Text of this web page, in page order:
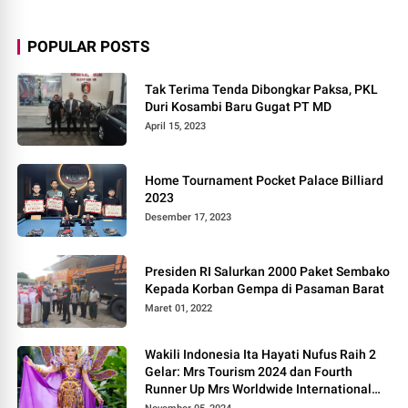
POPULAR POSTS
Tak Terima Tenda Dibongkar Paksa, PKL
Duri Kosambi Baru Gugat PT MD
April 15, 2023
Home Tournament Pocket Palace Billiard
2023
Desember 17, 2023
Presiden RI Salurkan 2000 Paket Sembako
Kepada Korban Gempa di Pasaman Barat
Maret 01, 2022
Wakili Indonesia Ita Hayati Nufus Raih 2
Gelar: Mrs Tourism 2024 dan Fourth
Runner Up Mrs Worldwide International